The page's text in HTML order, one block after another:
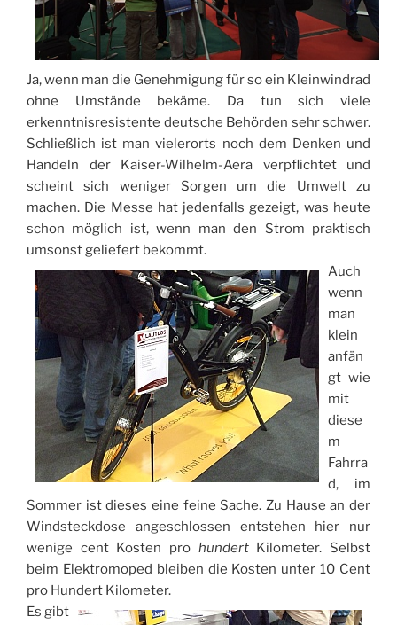
Ja, wenn man die Genehmigung für so ein Kleinwindrad
ohne Umstände bekäme. Da tun sich viele
erkenntnisresistente deutsche Behörden sehr schwer.
Schließlich ist man vielerorts noch dem Denken und
Handeln der Kaiser-Wilhelm-Aera verpflichtet und
scheint sich weniger Sorgen um die Umwelt zu
machen. Die Messe hat jedenfalls gezeigt, was heute
schon möglich ist, wenn man den Strom praktisch
umsonst geliefert bekommt.
Auch
wenn
man
klein
anfän
gt wie
mit
diese
m
Fahrra
d, im
Sommer ist dieses eine feine Sache. Zu Hause an der
Windsteckdose angeschlossen entstehen hier nur
wenige cent Kosten pro hundertKilometer. Selbst
beim Elektromoped bleiben die Kosten unter 10 Cent
pro Hundert Kilometer.
Es gibt